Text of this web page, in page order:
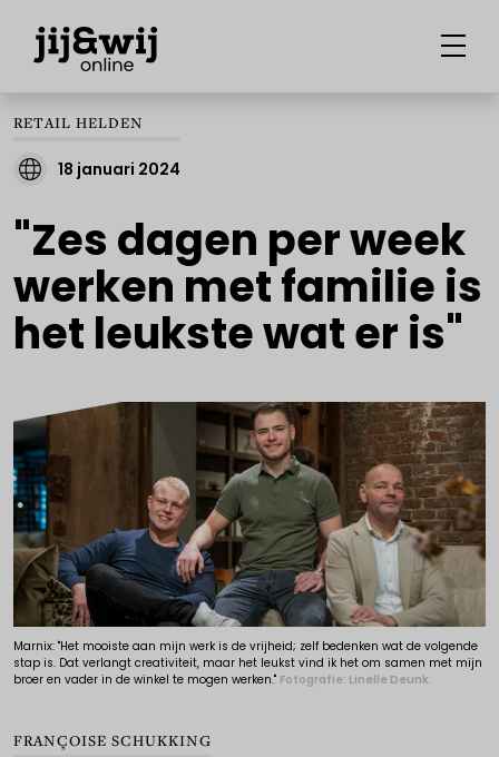
RETAIL HELDEN
18 januari 2024
"Zes dagen per week
werken met familie is
het leukste wat er is"
Marnix: "Het mooiste aan mijn werk is de vrijheid; zelf bedenken wat de volgende
stap is. Dat verlangt creativiteit, maar het leukst vind ik het om samen met mijn
broer en vader in de winkel te mogen werken." Fotografie: Linelle Deunk.
FRANÇOISE SCHUKKING